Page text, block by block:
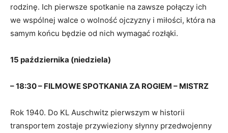
rodzinę. Ich pierwsze spotkanie na zawsze połączy ich
we wspólnej walce o wolność ojczyzny i miłości, która na
samym końcu będzie od nich wymagać rozłąki.
15 października (niedziela)
– 18:30 – FILMOWE SPOTKANIA ZA ROGIEM – MISTRZ
Rok 1940. Do KL Auschwitz pierwszym w historii
transportem zostaje przywieziony słynny przedwojenny